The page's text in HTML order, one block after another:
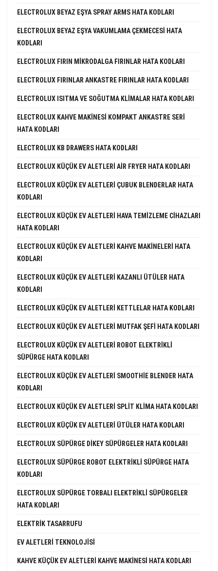
ELECTROLUX BEYAZ EŞYA SPRAY ARMS HATA KODLARI
ELECTROLUX BEYAZ EŞYA VAKUMLAMA ÇEKMECESI HATA
KODLARI
ELECTROLUX FIRIN MIKRODALGA FIRINLAR HATA KODLARI
ELECTROLUX FIRINLAR ANKASTRE FIRINLAR HATA KODLARI
ELECTROLUX ISITMA VE SOĞUTMA KLIMALAR HATA KODLARI
ELECTROLUX KAHVE MAKINESI KOMPAKT ANKASTRE SERI
HATA KODLARI
ELECTROLUX KB DRAWERS HATA KODLARI
ELECTROLUX KÜÇÜK EV ALETLERI AIR FRYER HATA KODLARI
ELECTROLUX KÜÇÜK EV ALETLERI ÇUBUK BLENDERLAR HATA
KODLARI
ELECTROLUX KÜÇÜK EV ALETLERI HAVA TEMIZLEME CIHAZLARI
HATA KODLARI
ELECTROLUX KÜÇÜK EV ALETLERI KAHVE MAKINELERI HATA
KODLARI
ELECTROLUX KÜÇÜK EV ALETLERI KAZANLI ÜTÜLER HATA
KODLARI
ELECTROLUX KÜÇÜK EV ALETLERI KETTLELAR HATA KODLARI
ELECTROLUX KÜÇÜK EV ALETLERI MUTFAK ŞEFI HATA KODLARI
ELECTROLUX KÜÇÜK EV ALETLERI ROBOT ELEKTRIKLI
SÜPÜRGE HATA KODLARI
ELECTROLUX KÜÇÜK EV ALETLERI SMOOTHIE BLENDER HATA
KODLARI
ELECTROLUX KÜÇÜK EV ALETLERI SPLIT KLIMA HATA KODLARI
ELECTROLUX KÜÇÜK EV ALETLERI ÜTÜLER HATA KODLARI
ELECTROLUX SÜPÜRGE DIKEY SÜPÜRGELER HATA KODLARI
ELECTROLUX SÜPÜRGE ROBOT ELEKTRIKLI SÜPÜRGE HATA
KODLARI
ELECTROLUX SÜPÜRGE TORBALI ELEKTRIKLI SÜPÜRGELER
HATA KODLARI
ELEKTRIK TASARRUFU
EV ALETLERI TEKNOLOJISI
KAHVE KÜÇÜK EV ALETLERI KAHVE MAKINESI HATA KODLARI